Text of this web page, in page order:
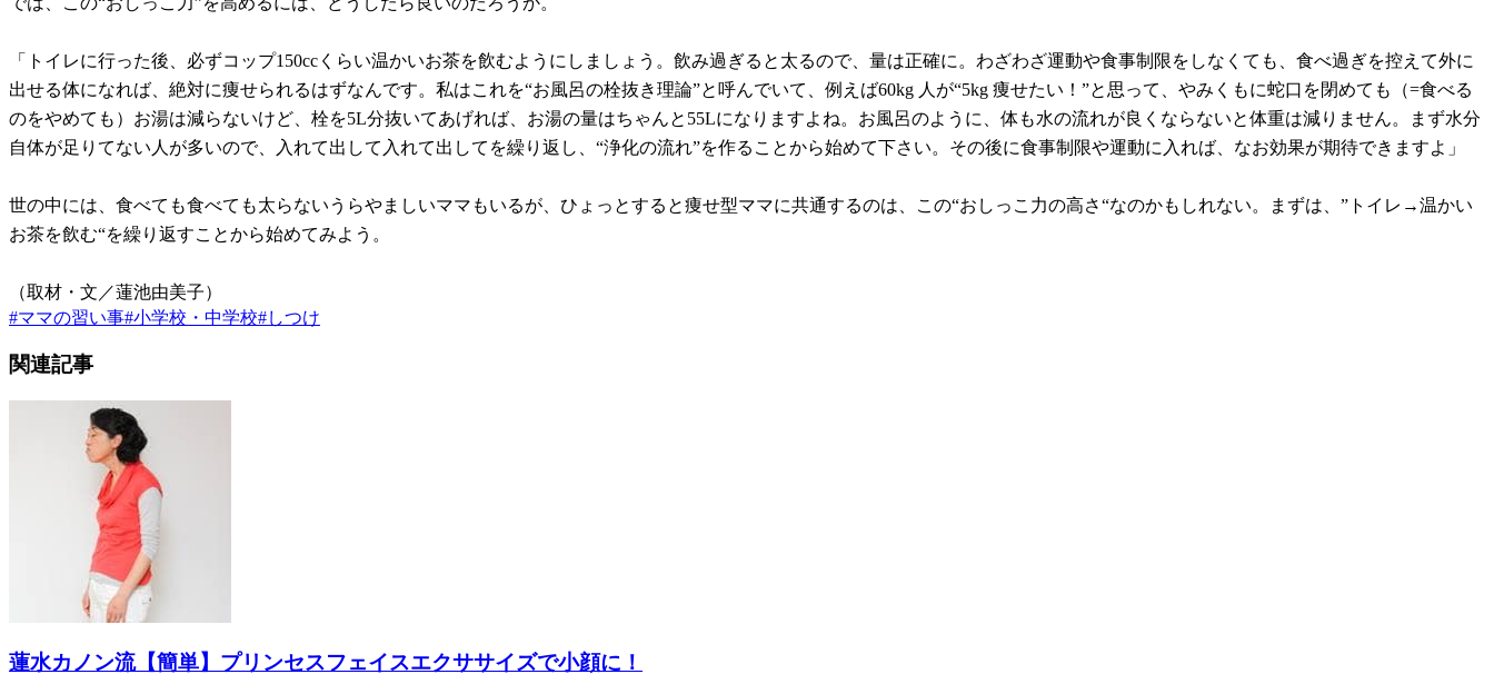
「トイレに行った後、必ずコップ150ccくらい温かいお茶を飲むようにしましょう。飲み過ぎると太るので、量は正確に。わざわざ運動や食事制限をしなくても、食べ過ぎを控えて外に
出せる体になれば、絶対に痩せられるはずなんです。私はこれを“お風呂の栓抜き理論”と呼んでいて、例えば60kg 人が“5kg 痩せたい！”と思って、やみくもに蛇口を閉めても（=食べる
のをやめても）お湯は減らないけど、栓を5L分抜いてあげれば、お湯の量はちゃんと55Lになりますよね。お風呂のように、体も水の流れが良くならないと体重は減りません。まず水分
自体が足りてない人が多いので、入れて出して入れて出してを繰り返し、“浄化の流れ”を作ることから始めて下さい。その後に食事制限や運動に入れば、なお効果が期待できますよ」
世の中には、食べても食べても太らないうらやましいママもいるが、ひょっとすると痩せ型ママに共通するのは、この“おしっこ力の高さ“なのかもしれない。まずは、”トイレ→温かい
お茶を飲む“を繰り返すことから始めてみよう。
（取材・文／蓮池由美子）
#ママの習い事#小学校・中学校#しつけ
関連記事
蓮水カノン流【簡単】プリンセスフェイスエクササイズで小顔に！